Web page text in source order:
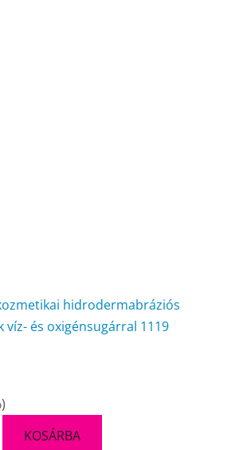
hidrodermabráziós
víz- és oxigénsugárral 1119
KOSÁRBA